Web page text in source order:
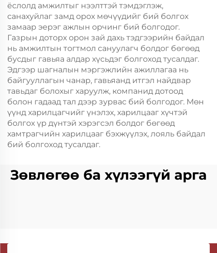
ёслолд амжилтыг нээлттэй тэмдэглэж,
санахуйлаг замд орох мөчүүдийг бий болгох
замаар эерэг ажлын орчинг бий болгодог.
Газрын доторх орон зай дахь тэдгээрийн байдал
нь амжилтын тогтмол сануулагч болдог бөгөөд
бусдыг гавьяа алдар хүсьдэг болгоход тусалдаг.
Эдгээр шагналын мэргэжлийн ажиллагаа нь
байгууллагын чанар, гавьяанд итгэл найдвар
тавьдаг болохыг харуулж, компанид дотоод
болон гадаад тал дээр зурвас бий болгодог. Мөн
үүнд харилцагчийг үнэлэх, харилцааг хүчтэй
болгох үр дүнтэй хэрэгсэл болдог бөгөөд
хамтрагчийн харилцааг бэхжүүлэх, лояль байдал
бий болгоход тусалдаг.
Зөвлөгөө ба хүлээгүй арга